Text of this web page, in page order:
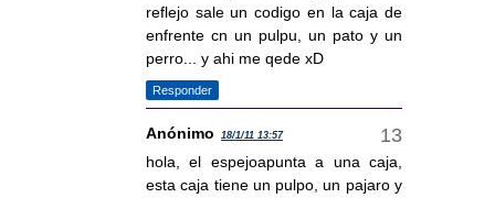
reflejo sale un codigo en la caja de
enfrente cn un pulpu, un pato y un
perro... y ahi me qede xD
Responder
Anónimo 18/1/11 13:57
hola, el espejoapunta a una caja,
esta caja tiene un pulpo, un pajaro y